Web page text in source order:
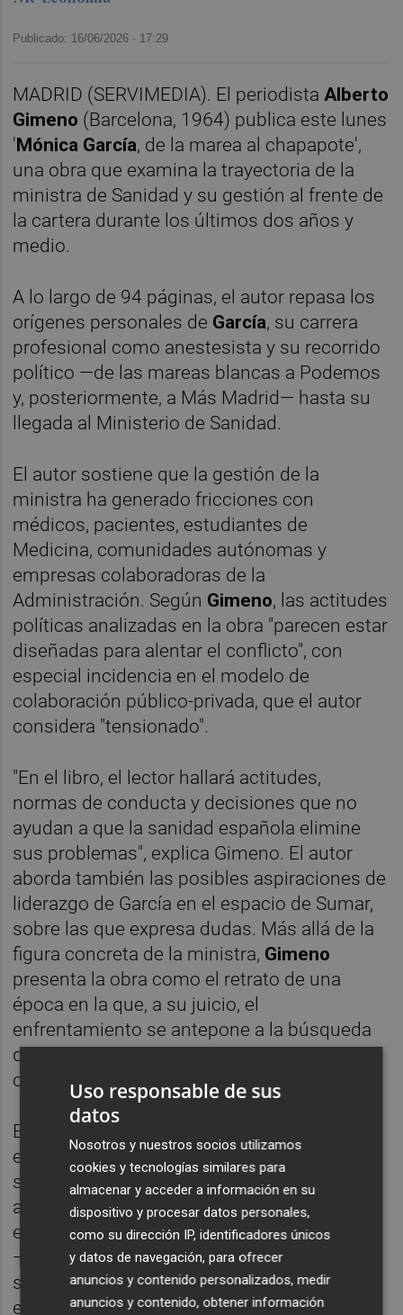
Publicado: 16/06/2026 · 17:29
MADRID (SERVIMEDIA). El periodistaAlberto
Gimeno (Barcelona, 1964) publica este lunes
'Mónica García, de la marea al chapapote',
una obra que examina la trayectoria de la
ministra de Sanidad y su gestión al frente de
la cartera durante los últimos dos años y
medio.
A lo largo de 94 páginas, el autor repasa los
orígenes personales de García, su carrera
profesional como anestesista y su recorrido
político —de las mareas blancas a Podemos
y, posteriormente, a Más Madrid— hasta su
llegada al Ministerio de Sanidad.
El autor sostiene que la gestión de la
ministra ha generado fricciones con
médicos, pacientes, estudiantes de
Medicina, comunidades autónomas y
empresas colaboradoras de la
Administración. Según Gimeno, las actitudes
políticas analizadas en la obra "parecen estar
diseñadas para alentar el conflicto", con
especial incidencia en el modelo de
colaboración público-privada, que el autor
considera "tensionado".
"En el libro, el lector hallará actitudes,
normas de conducta y decisiones que no
ayudan a que la sanidad española elimine
sus problemas", explica Gimeno. El autor
aborda también las posibles aspiraciones de
liderazgo de García en el espacio de Sumar,
sobre las que expresa dudas. Más allá de la
figura concreta de la ministra, Gimeno
presenta la obra como el retrato de una
época en la que, a su juicio, el
enfrentamiento se antepone a la búsqueda
de acuerdos para avanzar hacia el bien
común.
El volumen se inscribe en una colección de
ensayos editados por Crónica Global Media
sobre responsables sanitarios que ha
analizado previamente la gestión del
exconsejero catalán de SaludToni Comín
—'Comín, el enterrador solitario del modelo
sanitario catalán', de Ignasi Jorro— y de la
exministra de Sanidad Carmen Montón
Uso responsable de sus
datos
Nosotros y nuestros socios utilizamos
cookies y tecnologías similares para
almacenar y acceder a información en su
dispositivo y procesar datos personales,
como su dirección IP, identificadores únicos
y datos de navegación, para ofrecer
anuncios y contenido personalizados, medir
anuncios y contenido, obtener información